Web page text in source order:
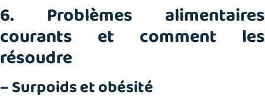
6. Problèmes alimentaires
courants et comment les
résoudre
– Surpoids et obésité